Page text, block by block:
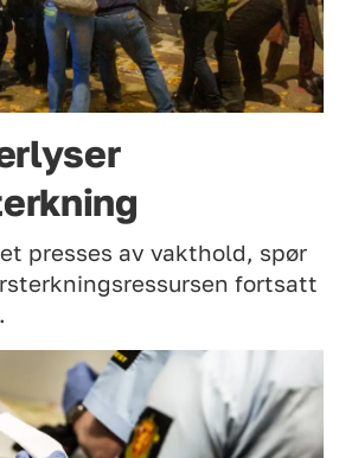
presses av vakthold, spør
fortsatt